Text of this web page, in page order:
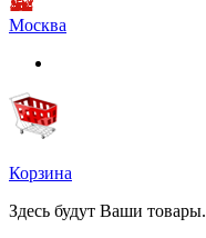
Москва
Корзина
Здесь будут Ваши товары.